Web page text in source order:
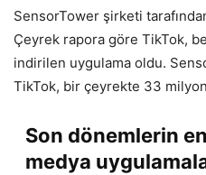
SensorTower şirketi
Çeyrek rapora göre TikTok,
indirilen uygulama oldu.
TikTok, bir çeyrekte 33
Son dönemlerin
medya